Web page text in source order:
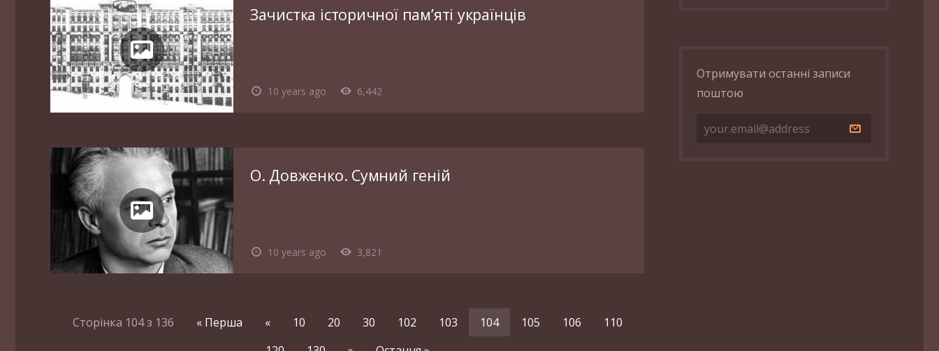
10 years ago 6,442
Зачистка історичної пам’яті українців
10 years ago 3,821
О. Довженко. Сумний геній
Сторінка 104 з 136 « Перша « 10 20 30 102 103 104 105 106
110
Отримувати останні записи
поштою